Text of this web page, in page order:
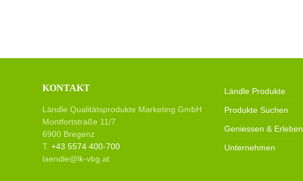
KONTAKT
Ländle Qualitätsprodukte Marketing GmbH
Montfortstraße 11/7
6900 Bregenz
T. +43 5574 400-700
laendle@lk-vbg.at
Ländle Produkte
Produkte Suchen
Geniessen & Erleben
Unternehmen